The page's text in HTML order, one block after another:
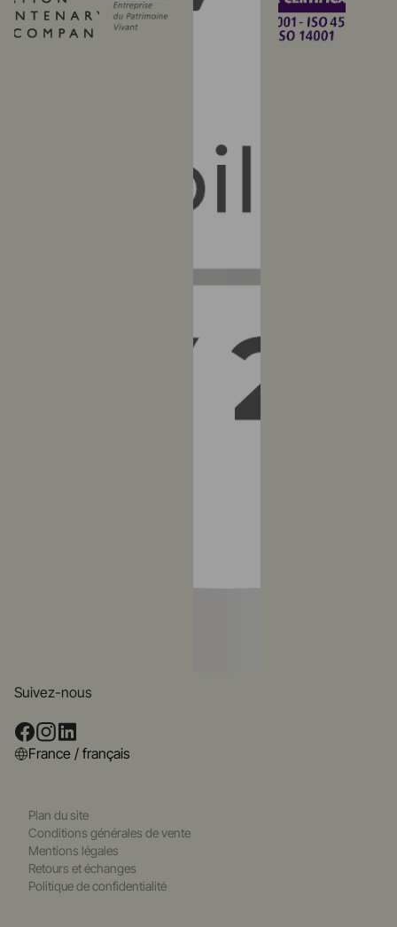
Suivez-nous
France / français
Plan du site
Conditions générales de vente
Mentions légales
Retours et échanges
Politique de confidentialité